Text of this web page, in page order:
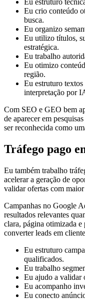
Eu estruturo
Eu crio conteúdo
busca.
Eu organizo
Eu utilizo títulos,
estratégica.
Eu trabalho
Eu otimizo
região.
Eu estruturo
interpretação por
Com SEO e GEO bem
de aparecer em
ser reconhecida como
Tráfego pago
Eu também trabalho
acelerar a geração de
validar ofertas com
Campanhas no Google
resultados relevantes
clara, página otimizada e
converter leads em
Eu estruturo
qualificados.
Eu trabalho
Eu ajudo a validar
Eu acompanho
Eu conecto